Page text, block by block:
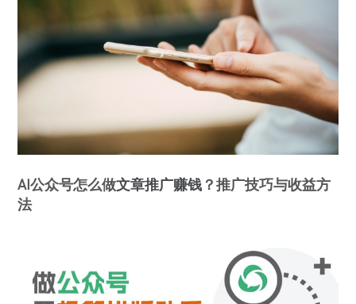
AI公众号怎么做文章推广赚钱 ？推广技巧与收益方
法